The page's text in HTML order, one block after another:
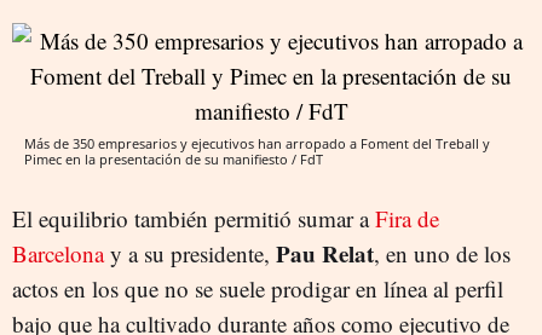
Más de 350 empresarios y ejecutivos han arropado a Foment del Treball y
Pimec en la presentación de su manifiesto / FdT
El equilibrio también permitió sumar aFira de
Barcelonay a su presidente, Pau Relat, en uno de los
actos en los que no se suele prodigar en línea al perfil
bajo que ha cultivado durante años como ejecutivo de